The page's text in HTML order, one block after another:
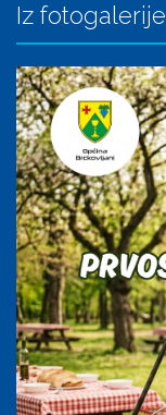
Iz fotogalerije